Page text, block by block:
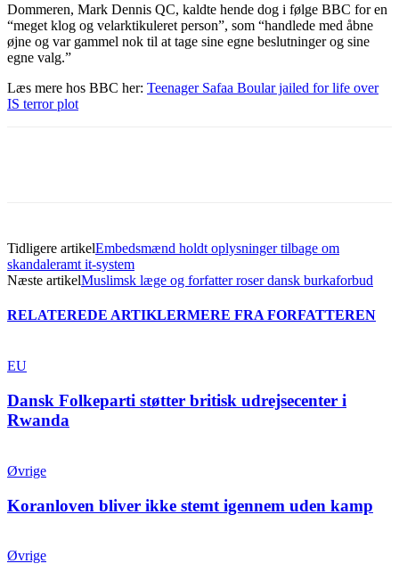
Dommeren, Mark Dennis QC, kaldte hende dog i følge BBC for en
“meget klog og velarktikuleret person”, som “handlede med åbne
øjne og var gammel nok til at tage sine egne beslutninger og sine
egne valg.”
Læs mere hos BBC her: Teenager Safaa Boular jailed for life over
IS terror plot
Tidligere artikelEmbedsmænd holdt oplysninger tilbage om
skandaleramt it-system
Næste artikelMuslimsk læge og forfatter roser dansk burkaforbud
RELATEREDE ARTIKLERMERE FRA FORFATTEREN
EU
Dansk Folkeparti støtter britisk udrejsecenter i
Rwanda
Øvrige
Koranloven bliver ikke stemt igennem uden kamp
Øvrige